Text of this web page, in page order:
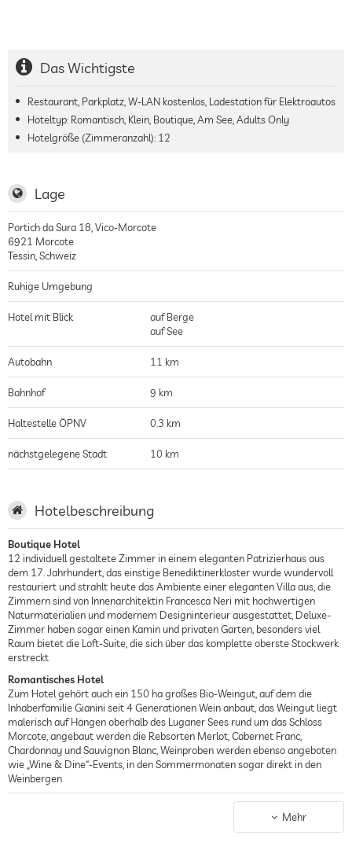
Das Wichtigste
Restaurant, Parkplatz, W-LAN kostenlos, Ladestation für Elektroautos
Hoteltyp: Romantisch, Klein, Boutique, Am See, Adults Only
Hotelgröße (Zimmeranzahl): 12
Lage
Portich da Sura 18, Vico-Morcote
6921 Morcote
Tessin Schweiz
Ruhige Umgebung
Hotel mit Blick
auf Berge
auf See
Autobahn 11 km
Bahnhof 9 km
Haltestelle ÖPNV 0.3 km
nächstgelegene Stadt 10 km
Hotelbeschreibung
Boutique Hotel
12 individuell gestaltete Zimmer in einem eleganten Patrizierhaus aus
dem 17. Jahrhundert, das einstige Benediktinerkloster wurde wundervoll
restauriert und strahlt heute das Ambiente einer eleganten Villa aus, die
Zimmern sind von Innenarchitektin Francesca Neri mit hochwertigen
Naturmaterialien und modernem Designinterieur ausgestattet, Deluxe-
Zimmer haben sogar einen Kamin und privaten Garten, besonders viel
Raum bietet die Loft-Suite, die sich über das komplette oberste Stockwerk
erstreckt
Romantisches Hotel
Zum Hotel gehört auch ein 150 ha großes Bio-Weingut, auf dem die
Inhaberfamilie Gianini seit 4 Generationen Wein anbaut, das Weingut liegt
malerisch auf Hängen oberhalb des Luganer Sees rund um das Schloss
Morcote, angebaut werden die Rebsorten Merlot, Cabernet Franc,
Chardonnay und Sauvignon Blanc, Weinproben werden ebenso angeboten
wie „Wine & Dine“-Events, in den Sommermonaten sogar direkt in den
Weinbergen
Das Hotel liegt auf einer Landzunge am Luganer See, am Hang mit
herrlichem Blick über das Wasser und die Berge im idyllischen Dorf Vico
Mehr